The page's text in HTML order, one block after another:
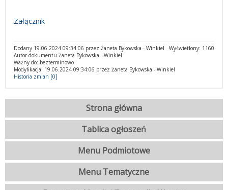
Załącznik
Wyświetlony: 1160
Dodany 19.06.2024 09:34:06 przez Żaneta Bykowska - Winkiel
Autor dokumentu Żaneta Bykowska - Winkiel
Ważny do: bezterminowo
Modyfikacja: 19.06.2024 09:34:06 przez Żaneta Bykowska - Winkiel
Historia zmian [0]
Strona główna
Tablica ogłoszeń
Menu Podmiotowe
Menu Tematyczne